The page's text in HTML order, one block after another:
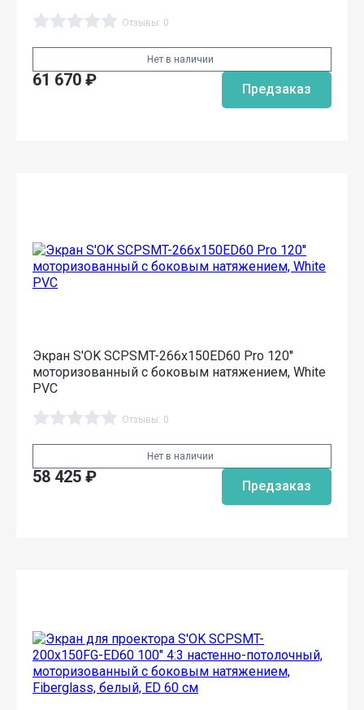
Отзывы: 0
Нет в наличии
61 670 ₽ Предзаказ
Экран S'OK SCPSMT-266x150ED60 Pro 120''
моторизованный с боковым натяжением, White
PVC
Отзывы: 0
Нет в наличии
58 425 ₽ Предзаказ